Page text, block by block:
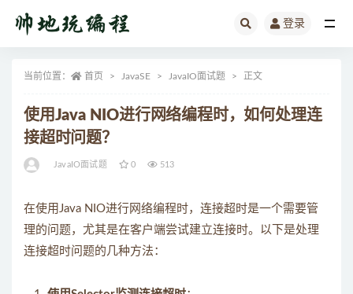
登录
当前位置： 首页 JavaSE JavaIO面试题 正文
使用Java NIO进行网络编程时，如何处理连
接超时问题？
JavaIO面试题 0 513
在使用Java NIO进行网络编程时，连接超时是一个需要管
理的问题，尤其是在客户端尝试建立连接时。以下是处理
连接超时问题的几种方法：